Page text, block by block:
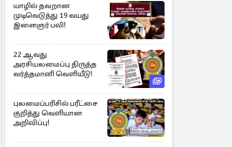
யாழில் தவறான
முடிவெடுத்து 19 வயது
இளைஞர் பலி!
22 ஆவது
அரசியலமைப்பு திருத்த
வர்த்தமானி வெளியீடு!
புலமைப்பரிசில் பரீட்சை
குறித்து வெளியான
அறிவிப்பு!